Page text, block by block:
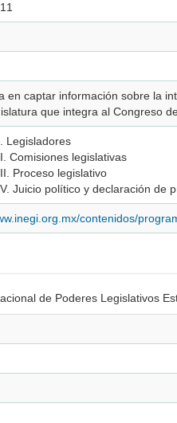
en captar información sobre la
que integra al Congreso
Legisladores
Comisiones legislativas
Proceso legislativo
Juicio político y declaración de
contenidos/
de Poderes Legislativos